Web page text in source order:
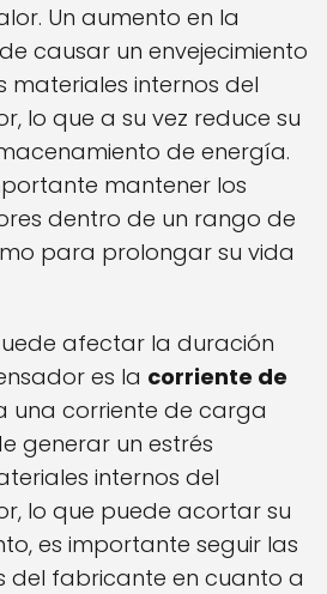
Un aumento en la
causar un envejecimiento
materiales internos del
lo que a su vez reduce su
de energía.
mantener los
dentro de un rango de
para prolongar su vida
afectar la duración
es la corriente de
una corriente de carga
generar un estrés
internos del
lo que puede acortar su
es importante seguir las
del fabricante en cuanto a